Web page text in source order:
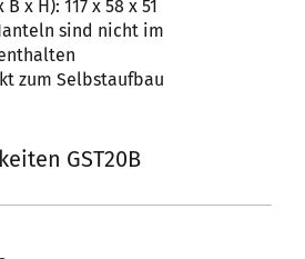
x H): 117 x 58 x 51
sind nicht im
zum Selbstaufbau
GST20B